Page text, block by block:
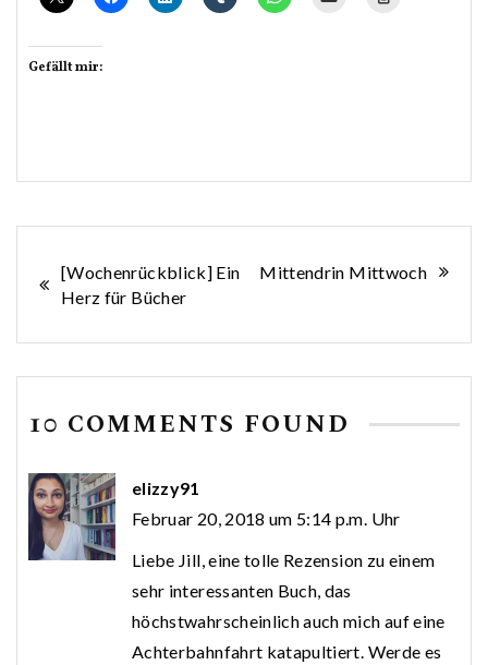
Gefällt mir:
Beitragsnavigation
[Wochenrückblick] Ein
Herz für Bücher
Mittendrin Mittwoch
10 COMMENTS FOUND
elizzy91
Februar 20, 2018 um 5:14 p.m. Uhr
Liebe Jill, eine tolle Rezension zu einem
sehr interessanten Buch, das
höchstwahrscheinlich auch mich auf eine
Achterbahnfahrt katapultiert. Werde es